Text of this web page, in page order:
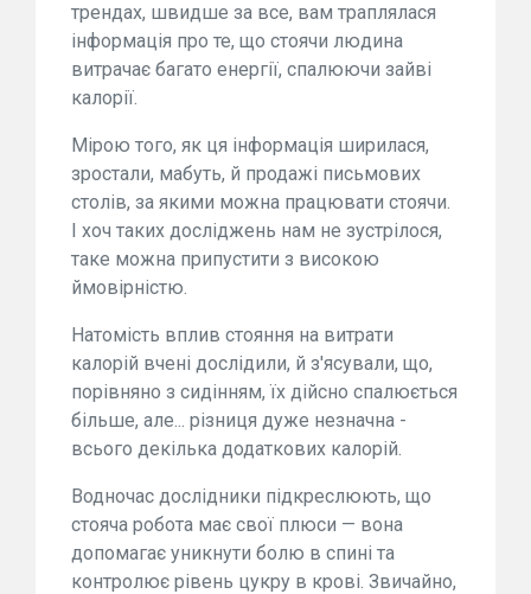
трендах, швидше за все, вам траплялася
інформація про те, що стоячи людина
витрачає багато енергії, спалюючи зайві
калорії.
Мірою того, як ця інформація ширилася,
зростали, мабуть, й продажі письмових
столів, за якими можна працювати стоячи.
І хоч таких досліджень нам не зустрілося,
таке можна припустити з високою
ймовірністю.
Натомість вплив стояння на витрати
калорій вчені дослідили, й з'ясували, що,
порівняно з сидінням, їх дійсно спалюється
більше, але... різниця дуже незначна -
всього декілька додаткових калорій.
Водночас дослідники підкреслюють, що
стояча робота має свої плюси — вона
допомагає уникнути болю в спині та
контролює рівень цукру в крові. Звичайно,